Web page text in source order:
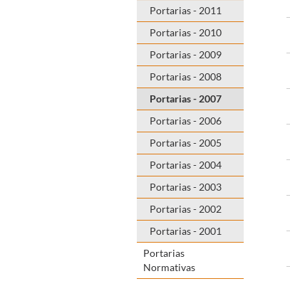
Portarias - 2011
Portarias - 2010
Portarias - 2009
Portarias - 2008
Portarias - 2007
Portarias - 2006
Portarias - 2005
Portarias - 2004
Portarias - 2003
Portarias - 2002
Portarias - 2001
Portarias
Normativas